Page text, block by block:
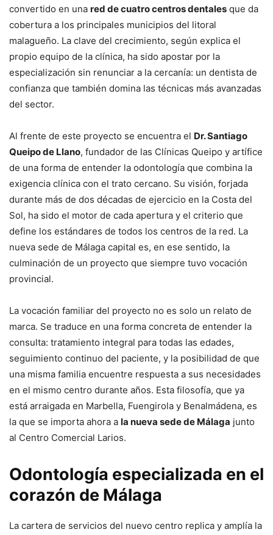
convertido en una red de cuatro centros dentales que da
cobertura a los principales municipios del litoral
malagueño. La clave del crecimiento, según explica el
propio equipo de la clínica, ha sido apostar por la
especialización sin renunciar a la cercanía: un dentista de
confianza que también domina las técnicas más avanzadas
del sector.
Al frente de este proyecto se encuentra el Dr. Santiago
Queipo de Llano, fundador de las Clínicas Queipo y artífice
de una forma de entender la odontología que combina la
exigencia clínica con el trato cercano. Su visión, forjada
durante más de dos décadas de ejercicio en la Costa del
Sol, ha sido el motor de cada apertura y el criterio que
define los estándares de todos los centros de la red. La
nueva sede de Málaga capital es, en ese sentido, la
culminación de un proyecto que siempre tuvo vocación
provincial.
La vocación familiar del proyecto no es solo un relato de
marca. Se traduce en una forma concreta de entender la
consulta: tratamiento integral para todas las edades,
seguimiento continuo del paciente, y la posibilidad de que
una misma familia encuentre respuesta a sus necesidades
en el mismo centro durante años. Esta filosofía, que ya
está arraigada en Marbella, Fuengirola y Benalmádena, es
la que se importa ahora a la nueva sede de Málaga junto
al Centro Comercial Larios.
Odontología especializada en el
corazón de Málaga
La cartera de servicios del nuevo centro replica y amplía la